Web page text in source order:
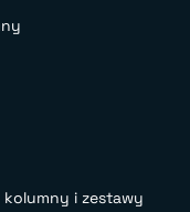
kolumny i zestawy